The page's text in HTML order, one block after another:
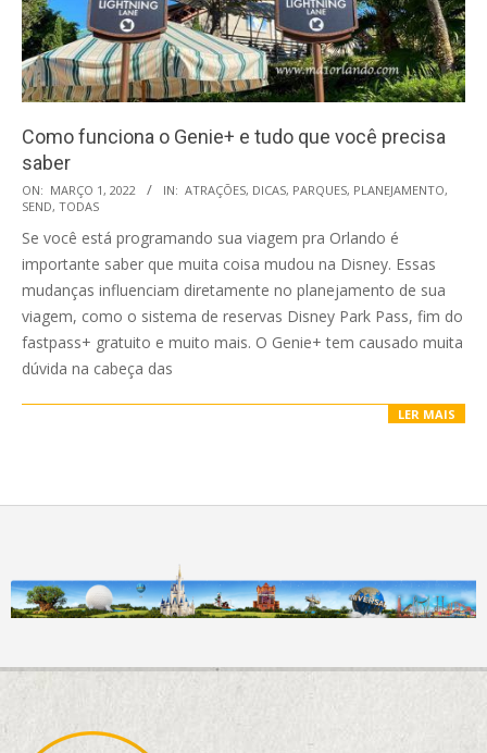
Como funciona o Genie+ e tudo que você precisa
saber
2022-
03-
01
ON: MARÇO 1, 2022 IN: ATRAÇÕES, DICAS, PARQUES, PLANEJAMENTO,
SEND, TODAS
Se você está programando sua viagem pra Orlando é
importante saber que muita coisa mudou na Disney. Essas
mudanças influenciam diretamente no planejamento de sua
viagem, como o sistema de reservas Disney Park Pass, fim do
fastpass+ gratuito e muito mais. O Genie+ tem causado muita
dúvida na cabeça das
LER MAIS